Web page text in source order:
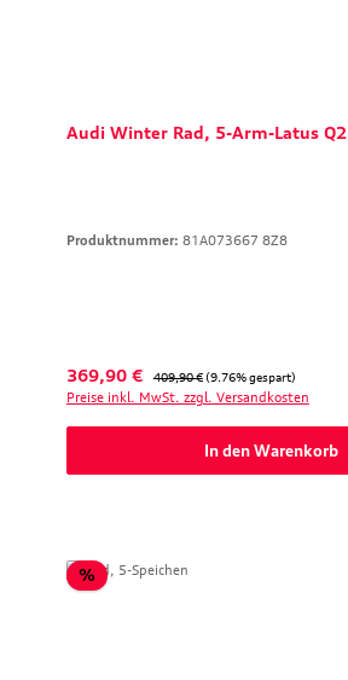
Audi Winter Rad, 5-Arm-Latus Q2
Produktnummer: 81A073667 8Z8
Verkaufspreis:
369,90 € Regulärer Preis:
409,90 € (9.76% gespart)
Preise inkl. MwSt. zzgl. Versandkosten
In den Warenkorb
%Rabatt